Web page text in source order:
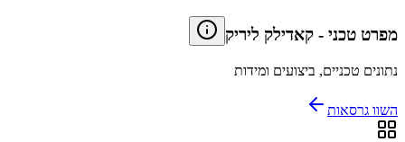
מפרט טכני - קאדילק ליריק
נתונים טכניים, ביצועים ומידות
השוו גרסאות